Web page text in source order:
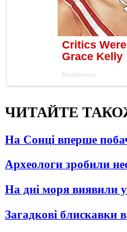
ЧИТАЙТЕ
На Сонці вперше
Археологи зробили
На дні моря виявили
Загадкові блискавки